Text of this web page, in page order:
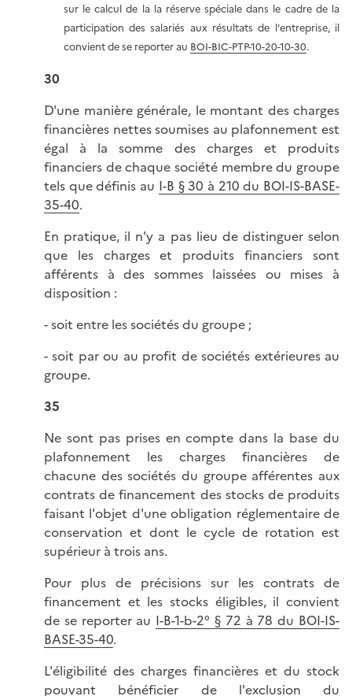
sur le calcul de la la réserve spéciale dans le cadre de la
participation des salariés aux résultats de l'entreprise, il
convient de se reporter au BOI-BIC-PTP-10-20-10-30.
30
D'une manière générale, le montant des charges
financières nettes soumises au plafonnement est
égal à la somme des charges et produits
financiers de chaque société membre du groupe
tels que définis au I-B § 30 à 210 du BOI-IS-BASE-
35-40.
En pratique, il n'y a pas lieu de distinguer selon
que les charges et produits financiers sont
afférents à des sommes laissées ou mises à
disposition :
- soit entre les sociétés du groupe ;
- soit par ou au profit de sociétés extérieures au
groupe.
35
Ne sont pas prises en compte dans la base du
plafonnement les charges financières de
chacune des sociétés du groupe afférentes aux
contrats de financement des stocks de produits
faisant l'objet d'une obligation réglementaire de
conservation et dont le cycle de rotation est
supérieur à trois ans.
Pour plus de précisions sur les contrats de
financement et les stocks éligibles, il convient
de se reporter au I-B-1-b-2° § 72 à 78 du BOI-IS-
BASE-35-40.
L'éligibilité des charges financières et du stock
pouvant bénéficier de l'exclusion du